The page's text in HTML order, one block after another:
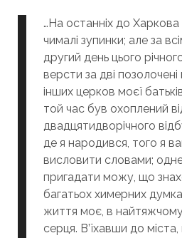
…На останніх до Харкова
чималі зупинки; але за
другий день цього
версти за дві
інших церков моєї
той час був охоплений
двадцятидворічного
де я народився, того я
висловити словами;
пригадати можу, що
багатьох химерних
життя моє, в найтяжчому
серця. В’їхавши до